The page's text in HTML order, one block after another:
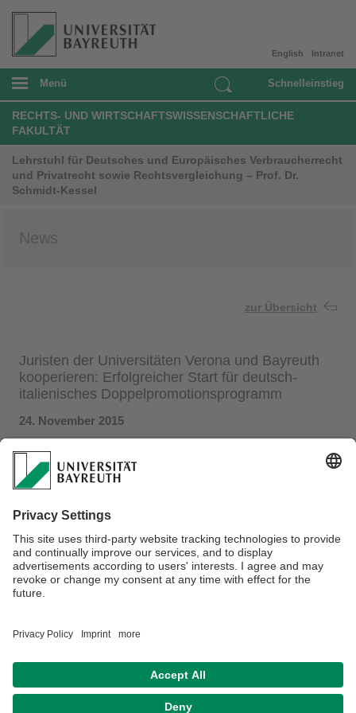
Intranet
English
Menü Schnelleinstieg
RECHTS- UND WIRTSCHAFTSWISSENSCHAFTLICHE
FAKULTÄT
Lehrstuhl für Deutsches und Europäisches Verbraucherrecht
und Privatrecht sowie Rechtsvergleichung – Prof. Dr.
Schmidt-Kessel
News
zur Übersicht
Juristen der Universitäten Verona und Bayreuth
kooperieren: Erfolgreicher Start für deutsch-
italienisches Doppelpromotionsprogramm
24. November 2015
Mit einer gemeinsamen Tagung zum Thema ‚Recht und
Rechtsdurchsetzung in Europa‘ ist im italienischen Verona
das deutsch-italienische Doppelpromotionsprogramm
erfolgreich gestartet. Das Programm gilt als
Rechtswissenschaftlichen Fakultät der Universität Verona
der Universität Bayreuth.
Die entsprechende Pressemitteilung finden Siehier.
Impressum